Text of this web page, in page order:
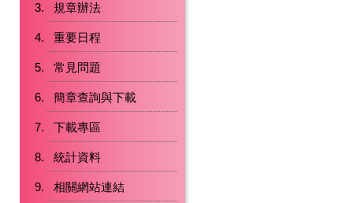
規章辦法
重要日程
常見問題
簡章查詢與下載
下載專區
統計資料
相關網站連結